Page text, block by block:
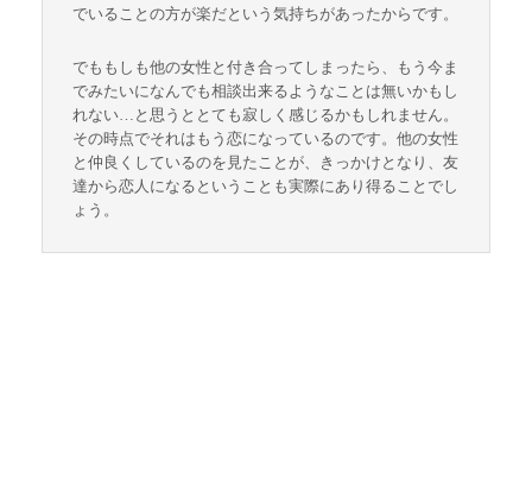
でいることの方が楽だという気持ちがあったからです。
でももしも他の女性と付き合ってしまったら、もう今ま
でみたいになんでも相談出来るようなことは無いかもし
れない…と思うととても寂しく感じるかもしれません。
その時点でそれはもう恋になっているのです。他の女性
と仲良くしているのを見たことが、きっかけとなり、友
達から恋人になるということも実際にあり得ることでし
ょう。